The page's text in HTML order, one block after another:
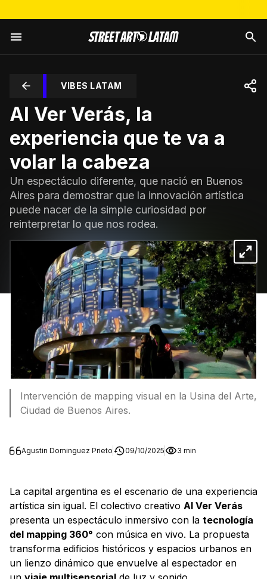
VIBES LATAM
Al Ver Verás, la
experiencia que te va a
volar la cabeza
Un espectáculo diferente, que nació en Buenos
Aires para demostrar que la innovación artística
puede nacer de la simple curiosidad por
reinterpretar lo que nos rodea.
Intervención de mapping visual en la Usina del Arte,
Ciudad de Buenos Aires.
Agustin Dominguez Prieto 09/10/2025 3 min
La capital argentina es el escenario de una experiencia
artística sin igual. El colectivo creativo Al Ver Verás
presenta un espectáculo inmersivo con la tecnología
del mapping 360° con música en vivo. La propuesta
transforma edificios históricos y espacios urbanos en
un lienzo dinámico que envuelve al espectador en